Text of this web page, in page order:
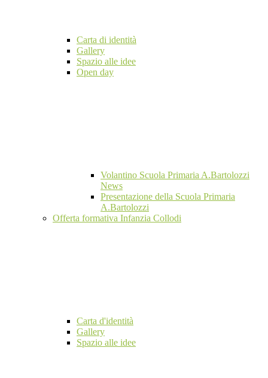
Carta di identità
Gallery
Spazio alle idee
Open day
Volantino Scuola Primaria A.Bartolozzi
News
Presentazione della Scuola Primaria
A.Bartolozzi
Offerta formativa Infanzia Collodi
Carta d'identità
Gallery
Spazio alle idee